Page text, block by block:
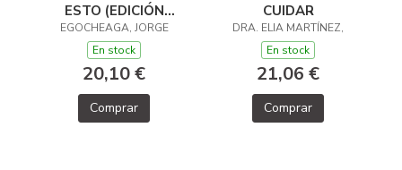
ESTO (EDICIÓN
ACTUALIZADA)
EGOCHEAGA, JORGE
En stock
20,10 €
Comprar
CUIDAR
DRA. ELIA MARTÍNEZ,
En stock
21,06 €
Comprar